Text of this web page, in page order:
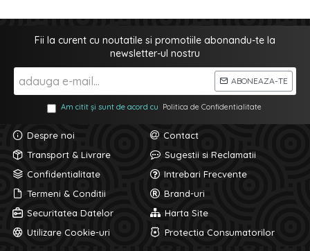
Fii la curent cu noutatile si promotiile abonandu-te la
newsletter-ul nostru
ABONEAZA-TE
Am citit și sunt de acord cu Politica de Confidentialitate
Despre noi
Transport & Livrare
Confidentialitate
Termeni & Conditii
Securitatea Datelor
Utilizare Cookie-uri
Contact
Sugestii si Reclamatii
Intrebari Frecvente
Brand-uri
Harta Site
Protectia Consumatorilor